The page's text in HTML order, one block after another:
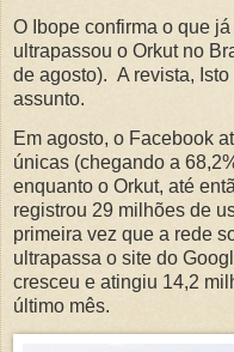
O Ibope confirma o que
ultrapassou o Orkut no
de agosto). A revista,
assunto.
Em agosto, o Facebook
únicas (chegando a
enquanto o Orkut, até
registrou 29 milhões de
primeira vez que a rede
ultrapassa o site do
cresceu e atingiu 14,2
último mês.